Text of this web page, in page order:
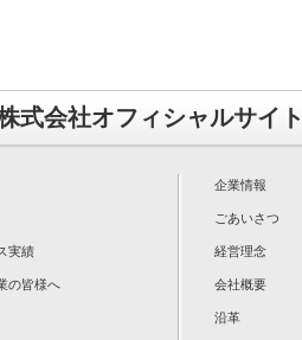
式会社オフィシャルサイト
実績
の皆様へ
企業情報
ごあいさつ
経営理念
会社概要
沿革